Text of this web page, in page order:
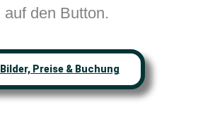
auf den Button.
Bilder, Preise & Buchung